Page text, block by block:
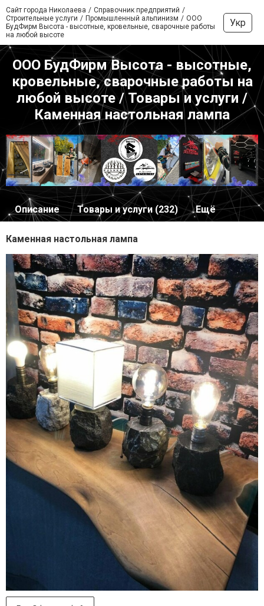
Сайт города Николаева
Справочник предприятий
Строительные услуги
Промышленный альпинизм
ООО
БудФирм Высота - высотные, кровельные, сварочные работы
на любой высоте
Укр
ООО БудФирм Высота - высотные,
кровельные, сварочные работы на
любой высоте / Товары и услуги /
Каменная настольная лампа
Описание Товары и услуги (232) Ещё
Каменная настольная лампа